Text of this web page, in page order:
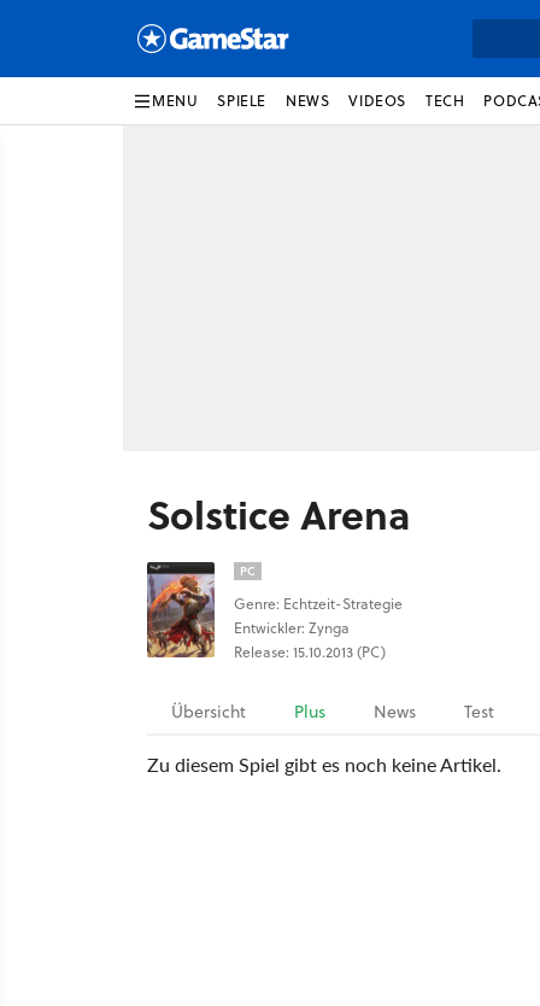
MENU SPIELE NEWS VIDEOS TECH
Solstice Arena
PC
Genre: Echtzeit-Strategie
Entwickler: Zynga
Release: 15.10.2013 (PC)
Übersicht Plus News Test
Zu diesem Spiel gibt es noch keine Artikel.